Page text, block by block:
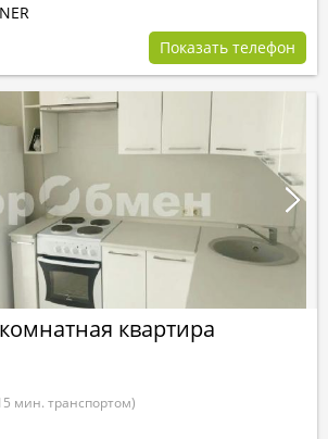
Показать телефон
квартира
мин. транспортом)